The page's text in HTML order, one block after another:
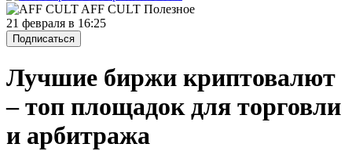
AFF CULT Полезное
21 февраля в 16:25
Подписаться
Лучшие биржи криптовалют
– топ площадок для торговли
и арбитража